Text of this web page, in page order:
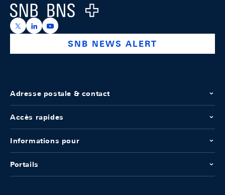
Logo
https://x.com/snb_bns
https://ch.linkedin.com/company/swiss-national-
https://www.youtube.com/@swissnationalbank
SNB NEWS ALERT
Adresse postale & contact
Accès rapides
Informations pour
Portails